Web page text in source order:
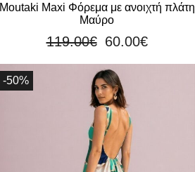
Moutaki Maxi Φόρεμα με ανοιχτή πλάτη
Μαύρο
119.00€ 60.00€
-50%